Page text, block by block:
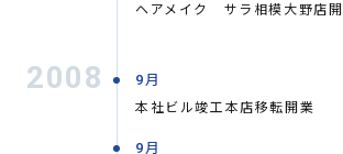
ヘアメイク サラ相模大野店
2008 9月
本社ビル竣工本店移転開業
9月